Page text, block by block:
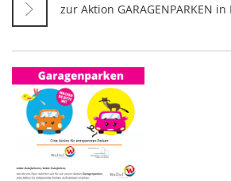
zur Aktion GARAGENPARKEN